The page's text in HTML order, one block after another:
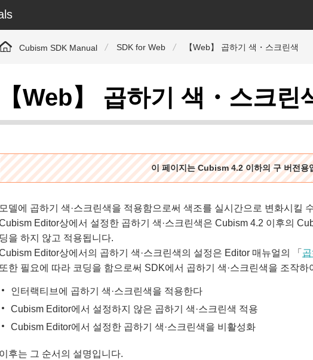
Cubism SDK Manual SDK for Web 【Web】 곱하기 색・스크린색
【Web】 곱하기 색・스크린
이 페이지는 Cubism 4.2 이하의 구 버전용
모델에 곱하기 색·스크린색을 적용함으로써 색조를 실시간으로 변화시킬
Editor상에서 설정한 곱하기 색·스크린색은 Cubism 4.2 이후의
딩을 하지 않고 적용됩니다.
Editor상에서의 곱하기 색·스크린색의 설정은 Editor 매뉴얼의 「
또한 필요에 따라 코딩을 함으로써 SDK에서 곱하기 색·스크린색을 조작
인터랙티브에 곱하기 색·스크린색을 적용한다
Cubism Editor에서 설정하지 않은 곱하기 색·스크린색 적용
Cubism Editor에서 설정한 곱하기 색·스크린색을 비활성화
이후는 그 순서의 설명입니다.